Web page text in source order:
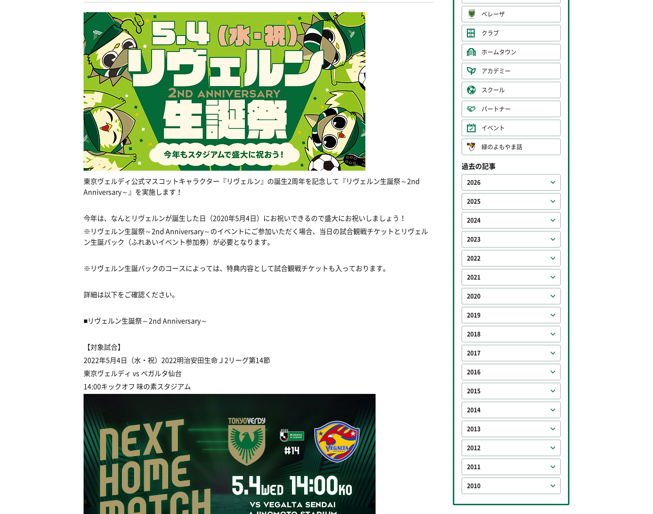
東京ヴェルディ公式マスコットキャラクター『リヴェルン』の誕生2周年を記念して『リヴェルン生誕祭～2nd
Anniversary～』を実施します！
今年は、なんとリヴェルンが誕生した日（2020年5月4日）にお祝いできるので盛大にお祝いしましょう！
※リヴェルン生誕祭～2nd Anniversary～のイベントにご参加いただく場合、当日の試合観戦チケットとリヴェル
ン生誕パック（ふれあいイベント参加券）が必要となります。
※リヴェルン生誕パックのコースによっては、特典内容として試合観戦チケットも入っております。
詳細は以下をご確認ください。
■リヴェルン生誕祭～2nd Anniversary～
【対象試合】
2022年5月4日（水・祝）2022明治安田生命Ｊ2リーグ第14節
東京ヴェルディ vs ベガルタ仙台
14:00キックオフ 味の素スタジアム
ベレーザ
クラブ
ホームタウン
アカデミー
スクール
パートナー
イベント
緑のよもやま話
過去の記事
2026
2025
2024
2023
2022
2021
2020
2019
2018
2017
2016
2015
2014
2013
2012
2011
2010